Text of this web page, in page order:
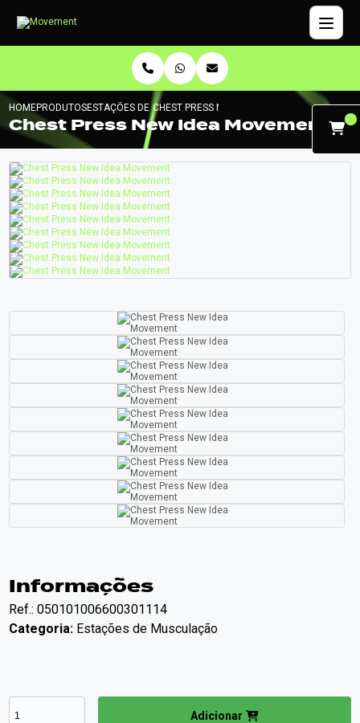
HOMEPRODUTOSESTAÇÕES DE MUSCULAÇÃOCHEST PRESS NEW IDEA MOVEMENT
Chest Press New Idea Movement
Informações
Ref.: 050101006600301114
Categoria: Estações de Musculação
Adicionar